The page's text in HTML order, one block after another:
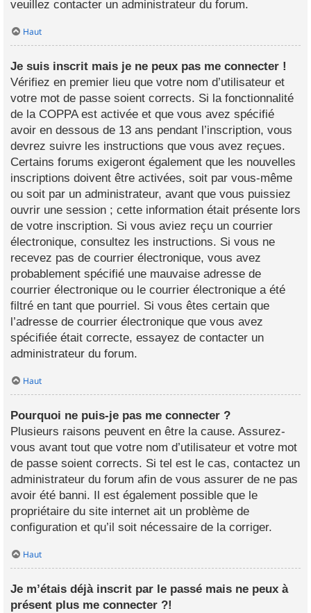
veuillez contacter un administrateur du forum.
Haut
Je suis inscrit mais je ne peux pas me connecter !
Vérifiez en premier lieu que votre nom d’utilisateur et
votre mot de passe soient corrects. Si la fonctionnalité
de la COPPA est activée et que vous avez spécifié
avoir en dessous de 13 ans pendant l’inscription, vous
devrez suivre les instructions que vous avez reçues.
Certains forums exigeront également que les nouvelles
inscriptions doivent être activées, soit par vous-même
ou soit par un administrateur, avant que vous puissiez
ouvrir une session ; cette information était présente lors
de votre inscription. Si vous aviez reçu un courrier
électronique, consultez les instructions. Si vous ne
recevez pas de courrier électronique, vous avez
probablement spécifié une mauvaise adresse de
courrier électronique ou le courrier électronique a été
filtré en tant que pourriel. Si vous êtes certain que
l’adresse de courrier électronique que vous avez
spécifiée était correcte, essayez de contacter un
administrateur du forum.
Haut
Pourquoi ne puis-je pas me connecter ?
Plusieurs raisons peuvent en être la cause. Assurez-
vous avant tout que votre nom d’utilisateur et votre mot
de passe soient corrects. Si tel est le cas, contactez un
administrateur du forum afin de vous assurer de ne pas
avoir été banni. Il est également possible que le
propriétaire du site internet ait un problème de
configuration et qu’il soit nécessaire de la corriger.
Haut
Je m’étais déjà inscrit par le passé mais ne peux à
présent plus me connecter ?!